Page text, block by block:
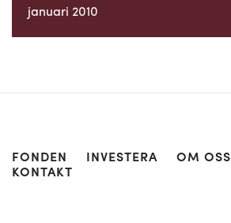
januari 2010
FONDEN INVESTERA OM OSS
KONTAKT